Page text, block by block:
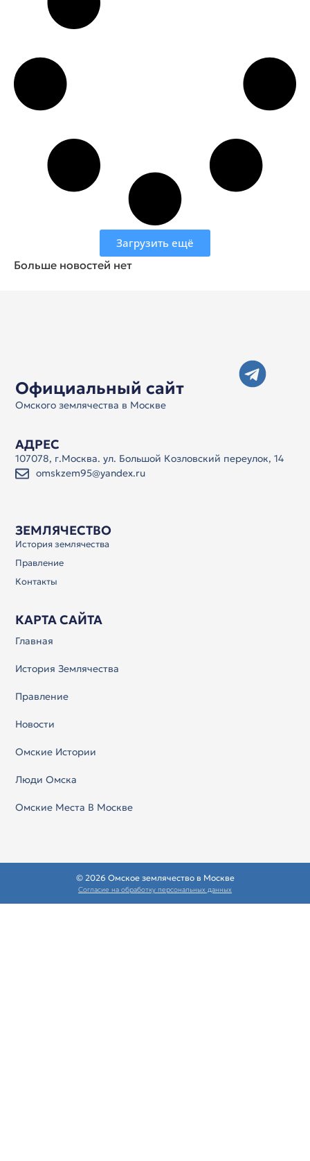
Загрузить ещё
Больше новостей нет
Официальный сайт
Омского землячества в Москве
ЗЕМЛЯЧЕСТВО
История землячества
Правление
Контакты
КАРТА САЙТА
Главная
История Землячества
Правление
Новости
Омские Истории
Люди Омска
Омские Места В Москве
АДРЕС
107078, г.Москва. ул. Большой Козловский переулок, 14
omskzem95@yandex.ru
© 2026 Омское землячество в Москве
Согласие на обработку персональных данных